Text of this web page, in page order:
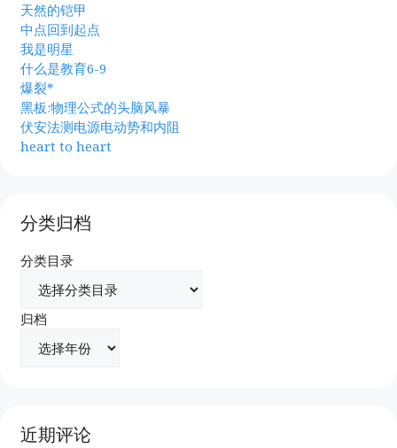
天然的铠甲
中点回到起点
我是明星
什么是教育6-9
爆裂*
黑板:物理公式的头脑风暴
伏安法测电源电动势和内阻
heart to heart
分类归档
分类目录
归档
近期评论